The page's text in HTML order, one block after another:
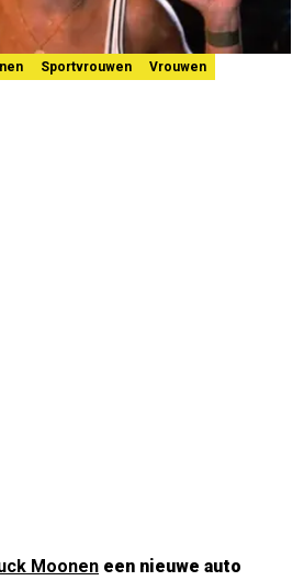
Sportvrouwen Vrouwen
Moonen een nieuwe auto